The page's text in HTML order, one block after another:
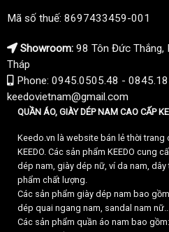
Mã số thuế: 8697433459-001
Showroom: 98 Tôn Đức Thắng,
Tháp
Phone: 0945.0505.48 -
keedovietnam@gmail.com
QUẦN ÁO, GIÀY DÉP NAM CAO CẤP
Keedo.vn là website bán lẻ thời trang
KEEDO. Các sản phẩm KEEDO cung
dép nam, giày dép nữ, ví da nam,
phẩm chất lượng.
Các sản phẩm giày dép nam bao
dép quai ngang nam, sandal nam nữ...
Các sản phẩm quần áo nam bao